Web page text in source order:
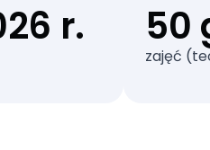
r. 50
zajęć